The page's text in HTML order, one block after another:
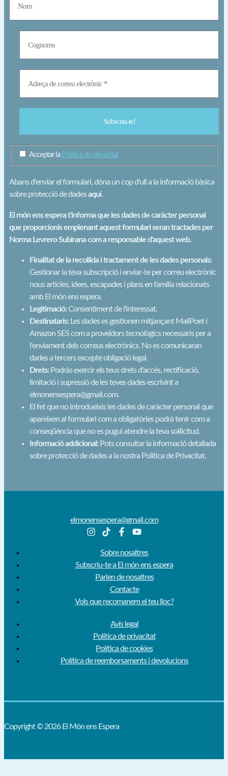
Acceptar la Política de privacitat
Abans d'enviar el formulari, dóna un cop d'ull a la informació bàsica
sobre protecció de dadesaquí.
El món ens espera t'informa que les dades de caràcter personal
que proporcionis emplenant aquest formulari seran tractades per
Norma Levrero Subirana com a responsable d'aquest web.
Finalitat de la recollida i tractament de les dades personals:
Gestionar la teva subscripció i enviar-te per correu electrònic
nous articles, idees, escapades i plans en família relacionats
amb El món ens espera.
Legitimació:Consentiment de l'interessat.
Destinataris: Les dades es gestionen mitjançant MailPoet i
Amazon SES com a proveïdors tecnològics necessaris per a
l'enviament dels correus electrònics. No es comunicaran
dades a tercers excepte obligació legal.
Drets: Podràs exercir els teus drets d'accés, rectificació,
limitació i supressió de les teves dades escrivint a
elmonensespera@gmail.com.
El fet que no introdueixis les dades de caràcter personal que
apareixen al formulari com a obligatòries podrà tenir com a
conseqüència que no es pugui atendre la teva sol·licitud.
Informació addicional: Pots consultar la informació detallada
sobre protecció de dades a la nostra Política de Privacitat.
elmonensespera@gmail.com
Sobre nosaltres
Subscriu-te a El món ens espera
Parlen de nosaltres
Contacte
Vols que recomanem el teu lloc?
Avís legal
Política de privacitat
Política de cookies
Política de reemborsaments i devolucions
Copyright © 2026 El Món ens Espera